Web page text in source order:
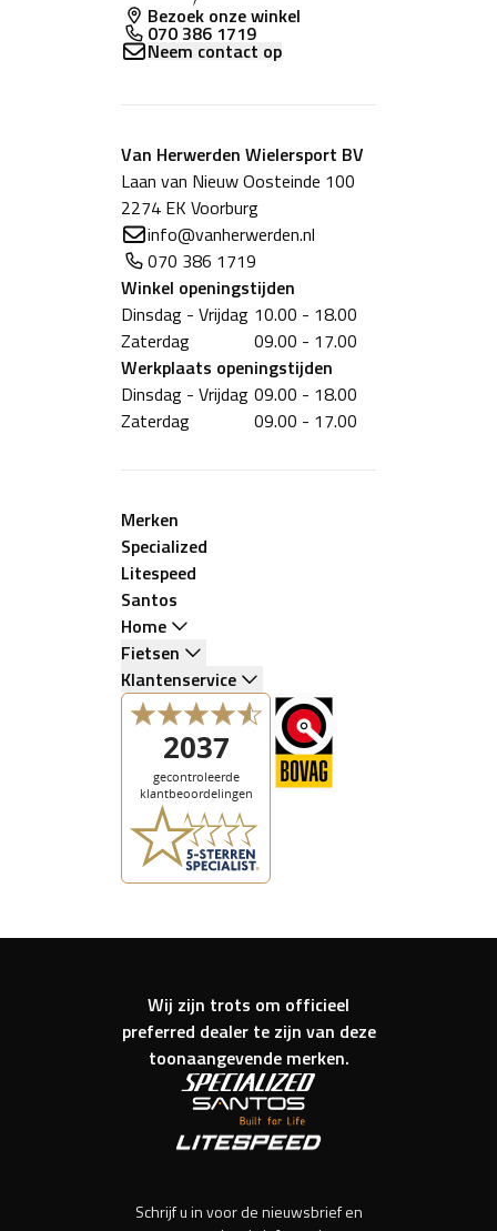
Bezoek onze winkel
070 386 1719
Neem contact op
Van Herwerden Wielersport BV
Laan van Nieuw Oosteinde 100
2274 EK Voorburg
info@vanherwerden.nl
070 386 1719
Winkel openingstijden
Dinsdag - Vrijdag 10.00 - 18.00
Zaterdag
09.00 - 17.00
Werkplaats openingstijden
Dinsdag - Vrijdag 09.00 - 18.00
Zaterdag
09.00 - 17.00
Merken
Specialized
Litespeed
Santos
Home
Fietsen
Klantenservice
Wij zijn trots om officieel
preferred dealer te zijn van deze
toonaangevende merken.
Schrijf u in voor de nieuwsbrief en